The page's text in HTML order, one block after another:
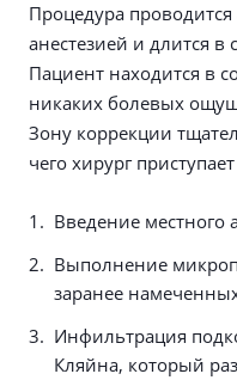
Процедура
анестезией и длится
Пациент находится в
никаких болевых
Зону коррекции
чего хирург
Введение местного
Выполнение
заранее
Инфильтрация
Кляйна, который